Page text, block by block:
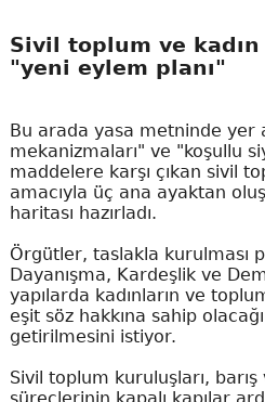
Sivil toplum ve
"yeni eylem planı"
Bu arada yasa metninde yer
mekanizmaları" ve "koşullu
maddelere karşı çıkan sivil
amacıyla üç ana ayaktan
haritası hazırladı.
Örgütler, taslakla kurulması
Dayanışma, Kardeşlik ve
yapılarda kadınların ve
eşit söz hakkına sahip
getirilmesini istiyor.
Sivil toplum kuruluşları,